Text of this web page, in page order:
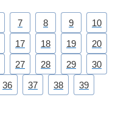
7 8 9
10
17 18 19
20
27 28 29
30
36 37 38 39